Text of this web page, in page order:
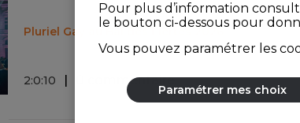
Pluriel Gay au Bal des Fiertés 2026
2:0:10 0 commentaire
Pour plus d’information
le bouton ci-dessous pour
Vous pouvez paramétrer les
Paramétrer mes choix